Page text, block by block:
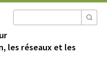
les réseaux et les